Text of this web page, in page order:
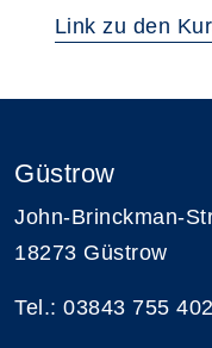
Link zu den
Güstrow
John-Brinckman-
18273 Güstrow
Tel.: 03843 755